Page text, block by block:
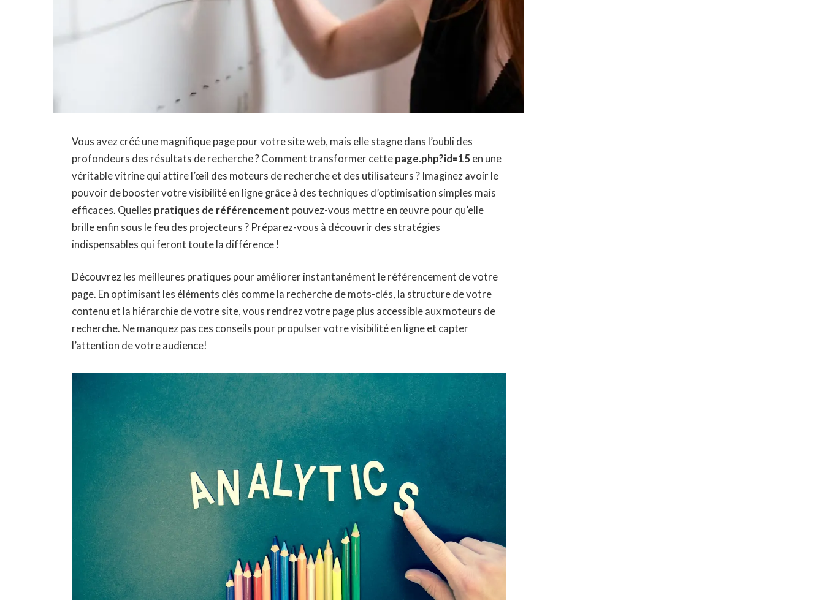
Vous avez créé une magnifique page pour votre site web, mais elle stagne dans l’oubli des
profondeurs des résultats de recherche ? Comment transformer cette page.php?id=15 en une
véritable vitrine qui attire l’œil des moteurs de recherche et des utilisateurs ? Imaginez avoir le
pouvoir de booster votre visibilité en ligne grâce à des techniques d’optimisation simples mais
efficaces. Quelles pratiques de référencement pouvez-vous mettre en œuvre pour qu’elle
brille enfin sous le feu des projecteurs ? Préparez-vous à découvrir des stratégies
indispensables qui feront toute la différence !
Découvrez les meilleures pratiques pour améliorer instantanément le référencement de votre
page. En optimisant les éléments clés comme la recherche de mots-clés, la structure de votre
contenu et la hiérarchie de votre site, vous rendrez votre page plus accessible aux moteurs de
recherche. Ne manquez pas ces conseils pour propulser votre visibilité en ligne et capter
l’attention de votre audience!